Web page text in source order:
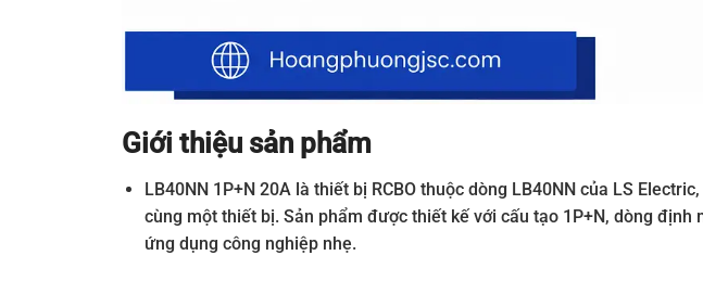
Giới thiệu sản phẩm
LB40NN 1P+N 20A là thiết bị RCBO thuộc dòng LB40NN của LS
cùng một thiết bị. Sản phẩm được thiết kế với cấu tạo 1P+N, dòng
ứng dụng công nghiệp nhẹ.